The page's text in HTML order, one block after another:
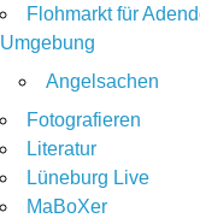
Flohmarkt für
Umgebung
Angelsachen
Fotografieren
Literatur
Lüneburg Live
MaBoXer